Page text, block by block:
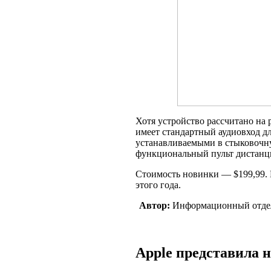
Хотя устройство рассчитано
имеет стандартный аудиовход
устанавливаемыми в
функциональный пульт
Стоимость новинки — $199,99.
этого года.
Автор: Информационный
Apple представила